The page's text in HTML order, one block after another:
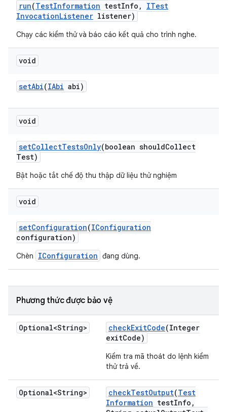
run(TestInformation testInfo ,
ITest
InvocationListener listener)
Chạy các kiểm thử và báo cáo kết quả cho trình nghe.
void
setAbi(IAbi abi)
void
setCollectTestsOnly(boolean shouldCollect
Test)
Bật hoặc tắt chế độ thu thập dữ liệu thử nghiệm
void
setConfiguration(IConfiguration
configuration)
Chèn IConfiguration đang dùng.
Phương thức được bảo vệ
Optional<String> checkExitCode(Integer
exitCode)
Kiểm tra mã thoát do lệnh kiểm
thử trả về.
Optional<String> checkTestOutput(Test
Information testInfo ,